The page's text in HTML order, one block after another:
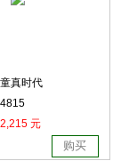
童真时代
4815
2,215 元
购买